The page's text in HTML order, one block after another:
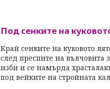
Под сенките на
Край сенките на куковото
след преспите на вълчовита
изби и се намърда
под вейките на стройната